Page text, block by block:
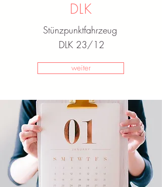
DLK
Stünzpunktfahrzeug
DLK 23/12
weiter